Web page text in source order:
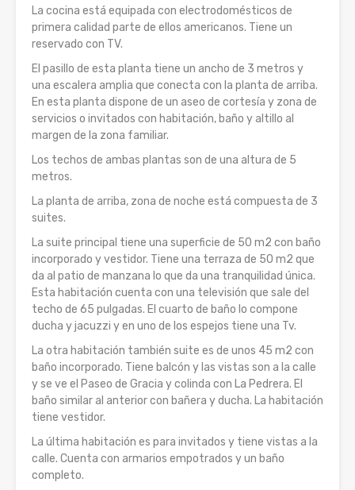
La cocina está equipada con electrodomésticos de
primera calidad parte de ellos americanos. Tiene un
reservado con TV.
El pasillo de esta planta tiene un ancho de 3 metros y
una escalera amplia que conecta con la planta de arriba.
En esta planta dispone de un aseo de cortesía y zona de
servicios o invitados con habitación, baño y altillo al
margen de la zona familiar.
Los techos de ambas plantas son de una altura de 5
metros.
La planta de arriba, zona de noche está compuesta de 3
suites.
La suite principal tiene una superficie de 50 m2 con baño
incorporado y vestidor. Tiene una terraza de 50 m2 que
da al patio de manzana lo que da una tranquilidad única.
Esta habitación cuenta con una televisión que sale del
techo de 65 pulgadas. El cuarto de baño lo compone
ducha y jacuzzi y en uno de los espejos tiene una Tv.
La otra habitación también suite es de unos 45 m2 con
baño incorporado. Tiene balcón y las vistas son a la calle
y se ve el Paseo de Gracia y colinda con La Pedrera. El
baño similar al anterior con bañera y ducha. La habitación
tiene vestidor.
La última habitación es para invitados y tiene vistas a la
calle. Cuenta con armarios empotrados y un baño
completo.